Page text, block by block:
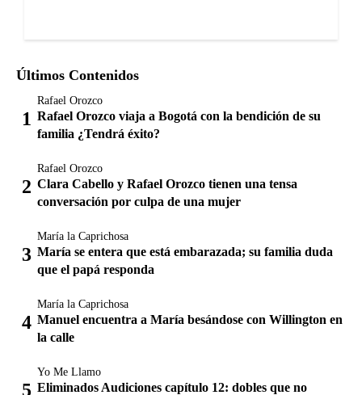
Últimos Contenidos
Rafael Orozco
Rafael Orozco viaja a Bogotá con la bendición de su
familia ¿Tendrá éxito?
Rafael Orozco
Clara Cabello y Rafael Orozco tienen una tensa
conversación por culpa de una mujer
María la Caprichosa
María se entera que está embarazada; su familia duda
que el papá responda
María la Caprichosa
Manuel encuentra a María besándose con Willington en
la calle
Yo Me Llamo
Eliminados Audiciones capítulo 12: dobles que no